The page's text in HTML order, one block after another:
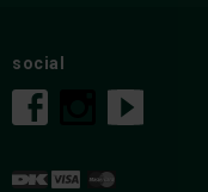
social